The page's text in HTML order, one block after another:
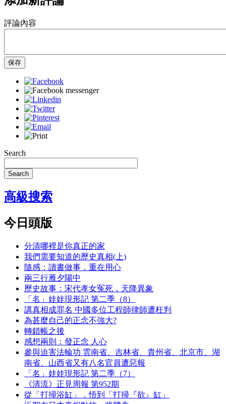
評論內容
保存
Search
Search
高級搜索
今日頭版
分清哪裡是你真正的家
我們需要知道的歷史真相(上)
隨感：讀書做事，重在用心
兩三行雁夕陽中
歷史故事：宋代孝女冤死，天降異象
「名」娃娃現形記 第二季（8）
講真相成罪名 中國多位工程師律師遭枉判
為甚麼自己的正念不強大?
轉錯帳之後
感想兩則：發正念 人心
參與迫害法輪功 雲南省、吉林省、貴州省、北京市、湖
南省、山西省又有八名官員遭惡報
「名」娃娃現形記 第二季（7）
《清流》正見周報 第952期
從「打掃浴缸」，悟到「打掃『欲』缸」